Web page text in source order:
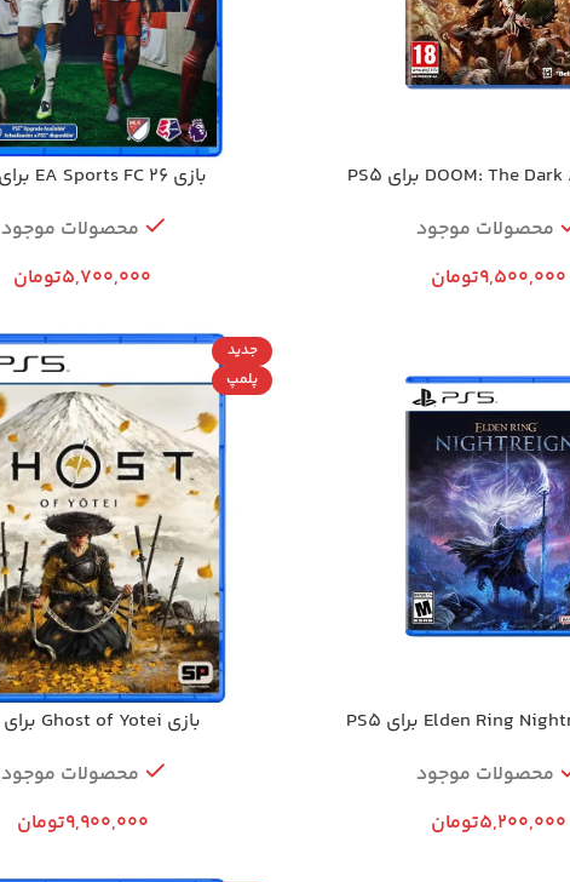
محصولات موجود
9,500,000تومان
بازی EA Sports FC 26 برای PS4
محصولات موجود
5,700,000تومان
محصولات موجود
5,200,000تومان
جدید
پلمپ
بازی Ghost of Yotei برای PS5
محصولات موجود
9,900,000تومان